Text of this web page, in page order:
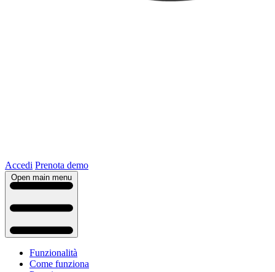
Accedi Prenota demo
Open main menu
Funzionalità
Come funziona